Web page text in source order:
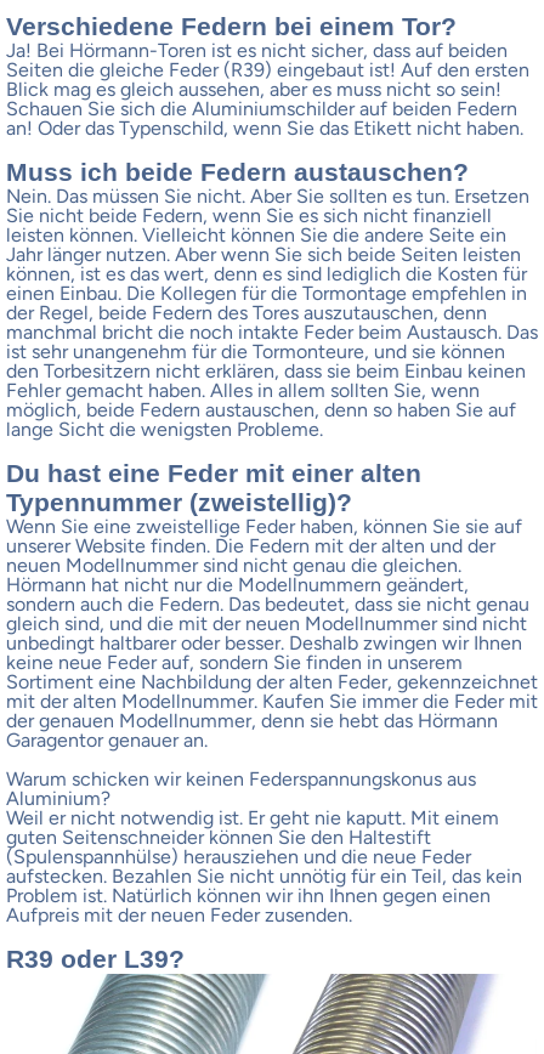
Verschiedene Federn bei einem Tor?
Ja! Bei Hörmann-Toren ist es nicht sicher, dass auf beiden
Seiten die gleiche Feder (R39) eingebaut ist! Auf den ersten
Blick mag es gleich aussehen, aber es muss nicht so sein!
Schauen Sie sich die Aluminiumschilder auf beiden Federn
an! Oder das Typenschild, wenn Sie das Etikett nicht haben.
Muss ich beide Federn austauschen?
Nein. Das müssen Sie nicht. Aber Sie sollten es tun. Ersetzen
Sie nicht beide Federn, wenn Sie es sich nicht finanziell
leisten können. Vielleicht können Sie die andere Seite ein
Jahr länger nutzen. Aber wenn Sie sich beide Seiten leisten
können, ist es das wert, denn es sind lediglich die Kosten für
einen Einbau. Die Kollegen für die Tormontage empfehlen in
der Regel, beide Federn des Tores auszutauschen, denn
manchmal bricht die noch intakte Feder beim Austausch. Das
ist sehr unangenehm für die Tormonteure, und sie können
den Torbesitzern nicht erklären, dass sie beim Einbau keinen
Fehler gemacht haben. Alles in allem sollten Sie, wenn
möglich, beide Federn austauschen, denn so haben Sie auf
lange Sicht die wenigsten Probleme.
Du hast eine Feder mit einer alten
Typennummer (zweistellig)?
Wenn Sie eine zweistellige Feder haben, können Sie sie auf
unserer Website finden. Die Federn mit der alten und der
neuen Modellnummer sind nicht genau die gleichen.
Hörmann hat nicht nur die Modellnummern geändert,
sondern auch die Federn. Das bedeutet, dass sie nicht genau
gleich sind, und die mit der neuen Modellnummer sind nicht
unbedingt haltbarer oder besser. Deshalb zwingen wir Ihnen
keine neue Feder auf, sondern Sie finden in unserem
Sortiment eine Nachbildung der alten Feder, gekennzeichnet
mit der alten Modellnummer. Kaufen Sie immer die Feder mit
der genauen Modellnummer, denn sie hebt das Hörmann
Garagentor genauer an.
Warum schicken wir keinen Federspannungskonus aus
Aluminium?
Weil er nicht notwendig ist. Er geht nie kaputt. Mit einem
guten Seitenschneider können Sie den Haltestift
(Spulenspannhülse) herausziehen und die neue Feder
aufstecken. Bezahlen Sie nicht unnötig für ein Teil, das kein
Problem ist. Natürlich können wir ihn Ihnen gegen einen
Aufpreis mit der neuen Feder zusenden.
R39 oder L39?